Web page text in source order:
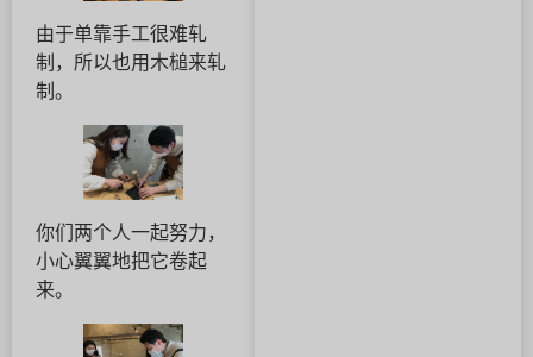
由于单靠手工很难轧
制，所以也用木槌来轧
制。
你们两个人一起努力，
小心翼翼地把它卷起
来。